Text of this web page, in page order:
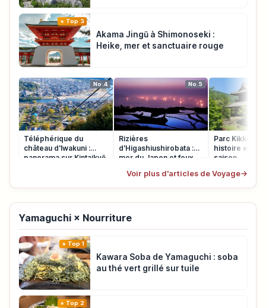
Top 3
Akama Jingū à Shimonoseki :
Heike, mer et sanctuaire rouge
No.4
Téléphérique du
château d'Iwakuni :
panorama sur Kintaikyō
No.5
Rizières
d'Higashiushirobata :
mer du Japon et feux
Parc Kikkō à
histoire et
saison
Voir plus d'articles de Voyage→
Yamaguchi × Nourriture
Top 1
Kawara Soba de Yamaguchi : soba
au thé vert grillé sur tuile
Top 2